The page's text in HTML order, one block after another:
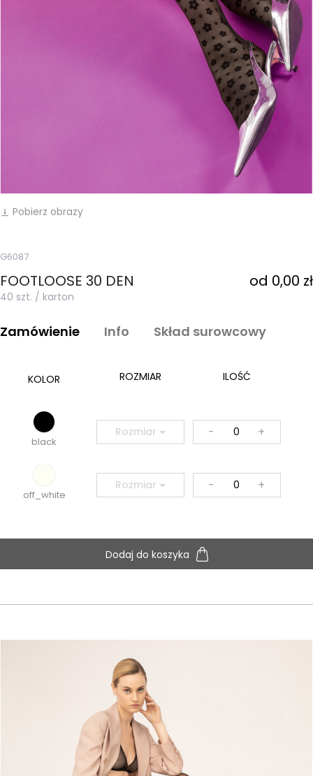
vertical_align_bottom Pobierz obrazy
G6087
FOOTLOOSE 30 DEN od 0,00 zł
40 szt. / karton
Zamówienie Info Skład surowcowy
KOLOR ROZMIAR ILOŚĆ
black
Rozmiar - +
off_white
Rozmiar - +
Dodaj do koszyka